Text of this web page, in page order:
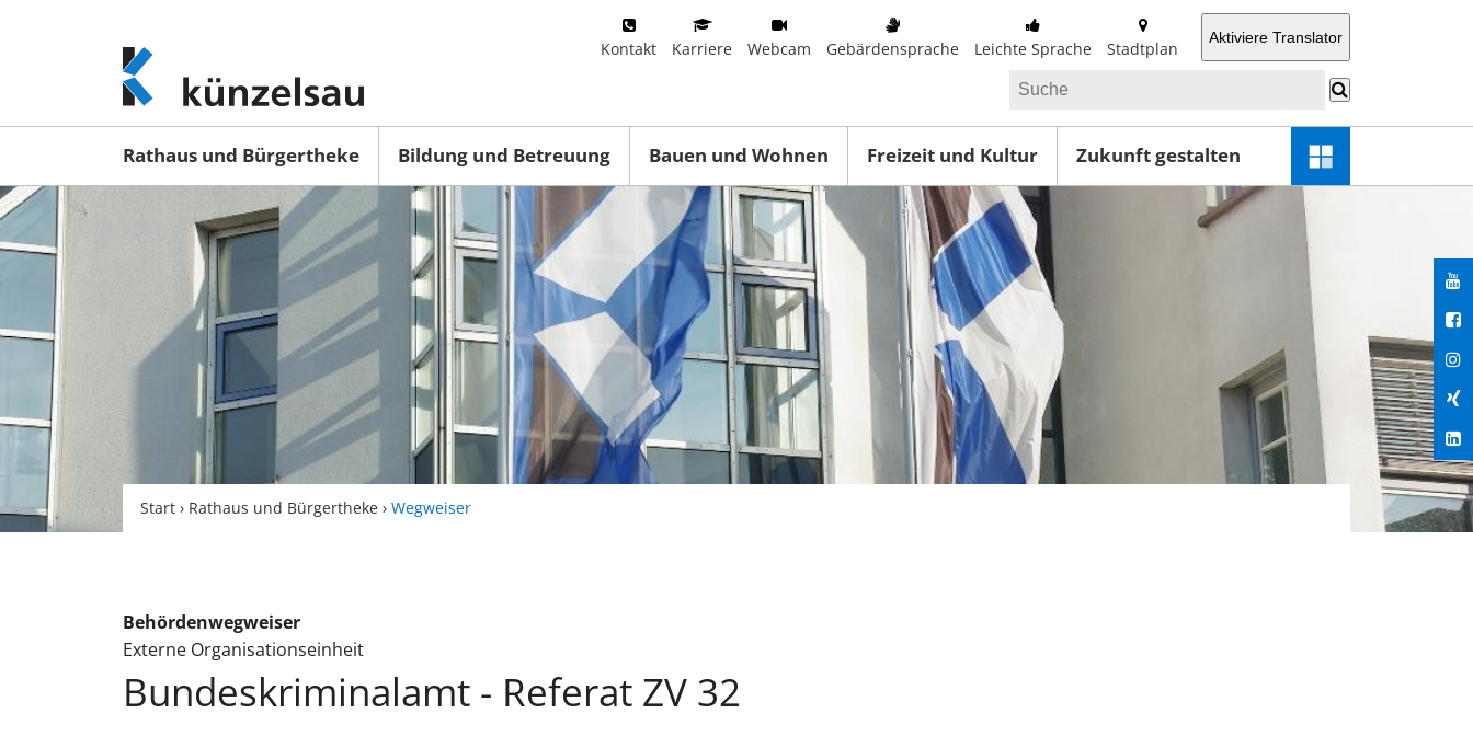
www.kuenzelsau.de
(zur
Startseite)
Kontakt Karriere Webcam Gebärdensprache Leichte Sprache Stadtplan
Aktiviere Translator
Rathaus und Bürgertheke Bildung und Betreuung Bauen und Wohnen Freizeit und Kultur Zukunft gestalten
Schnellzugriff-
Menü
Start › Rathaus und Bürgertheke › Wegweiser
Behördenwegweiser
Externe Organisationseinheit
Bundeskriminalamt - Referat ZV 32